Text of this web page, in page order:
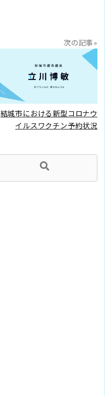
次の記事»
READ MORE
結城市における新型コロナウ
イルスワクチン予約状況